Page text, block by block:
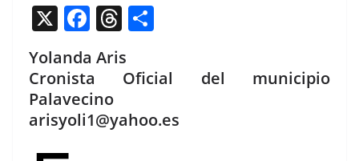
X F
a
c
e
b
T
re
a
d
m
p
ar
Yolanda Aris
Cronista Oficial del municipio
Palavecino
arisyoli1@yahoo.es